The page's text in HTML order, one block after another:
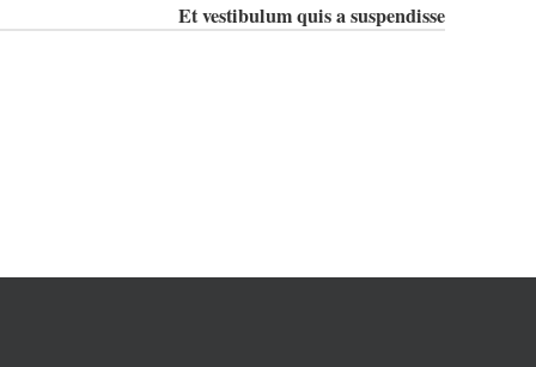
Et vestibulum quis a suspendisse